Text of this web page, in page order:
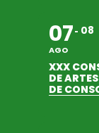
07
AGO
08
XXX
DE
DE